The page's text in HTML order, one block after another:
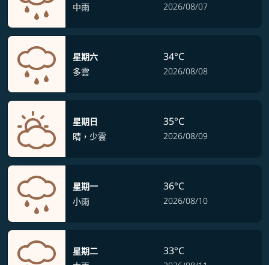
中雨
2026/08/07
星期六
多雲
34°C
2026/08/08
星期日
晴，少雲
35°C
2026/08/09
星期一
小雨
36°C
2026/08/10
星期二
33°C